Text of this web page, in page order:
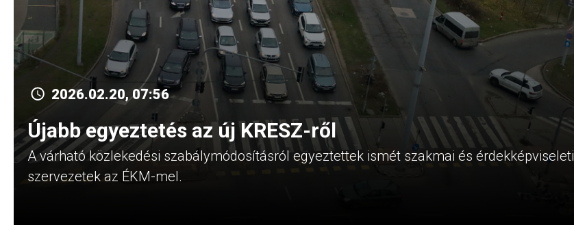
2026.02.20, 07:56
Újabb egyeztetés az új KRESZ-ről
A várható közlekedési szabálymódosításról egyeztettek ismét szakmai és érdekképviseleti
szervezetek az ÉKM-mel.